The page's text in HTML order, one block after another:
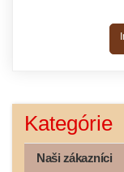
Kategórie
Naši zákazníci